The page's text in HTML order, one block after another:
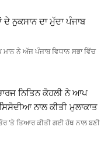
ਨੁਕਸਾਨ ਦਾ ਮੁੱਦਾ ਪੰਜਾਬ
ਨੇ ਅੱਜ ਪੰਜਾਬ ਵਿਧਾਨ ਸਭਾ ਵਿੱਚ
ਨਿਤਿਨ ਕੋਹਲੀ ਨੇ ਆਪ
ਨਾਲ ਕੀਤੀ ਮੁਲਾਕਾਤ
'ਤੇ ਤਿਆਰ ਕੀਤੀ ਗਈ ਹੱਥ ਨਾਲ ਬਣੀ